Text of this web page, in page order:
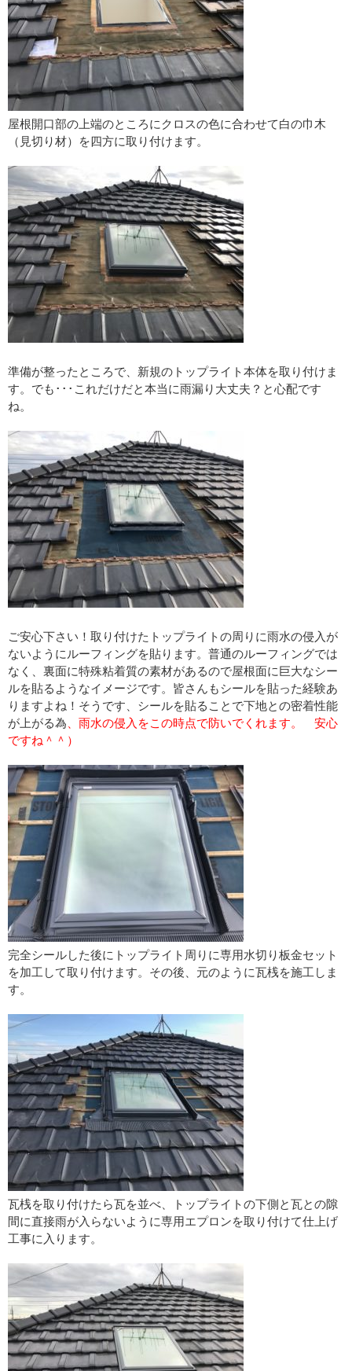
屋根開口部の上端のところにクロスの色に合わせて白の巾木
（見切り材）を四方に取り付けます。
準備が整ったところで、新規のトップライト本体を取り付けま
す。でも･･･これだけだと本当に雨漏り大丈夫？と心配です
ね。
ご安心下さい！取り付けたトップライトの周りに雨水の侵入が
ないようにルーフィングを貼ります。普通のルーフィングでは
なく、裏面に特殊粘着質の素材があるので屋根面に巨大なシー
ルを貼るようなイメージです。皆さんもシールを貼った経験あ
りますよね！そうです、シールを貼ることで下地との密着性能
が上がる為 、雨水の侵入をこの時点で防いでくれます。 安心
ですね＾＾）
完全シールした後にトップライト周りに専用水切り板金セット
を加工して取り付けます。その後、元のように瓦桟を施工しま
す。
瓦桟を取り付けたら瓦を並べ、トップライトの下側と瓦との隙
間に直接雨が入らないように専用エプロンを取り付けて仕上げ
工事に入ります。